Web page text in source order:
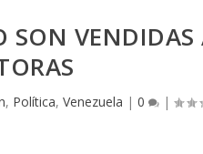
SON VENDIDAS
, Política,Venezuela |0 |